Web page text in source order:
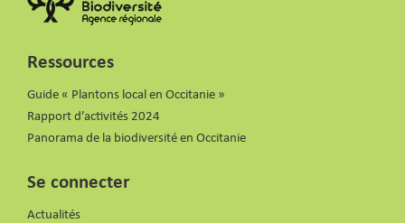
Ressources
Guide « Plantons local en Occitanie »
Rapport d’activités 2024
Panorama de la biodiversité en Occitanie
Se connecter
Actualités